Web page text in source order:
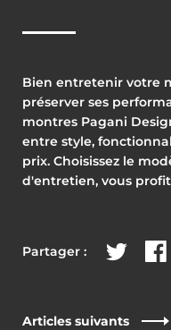
Bien entretenir votre
préserver ses
montres Pagani
entre style,
prix. Choisissez le
d'entretien, vous
Partager : Partager
Articles suivants